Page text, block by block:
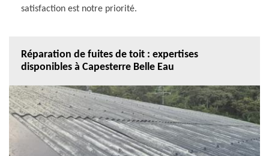
satisfaction est notre priorité.
Réparation de fuites de toit : expertises
disponibles à Capesterre Belle Eau